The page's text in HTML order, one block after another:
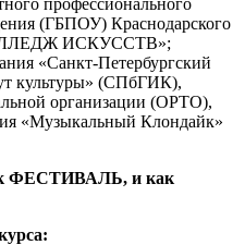
(ГБПОУ) Краснодарского
ИСКУССТВ»;
«Санкт-Петербургский
культуры» (СПбГИК),
организации (ОРТО),
«Музыкальный Клондайк»
ФЕСТИВАЛЬ, и как